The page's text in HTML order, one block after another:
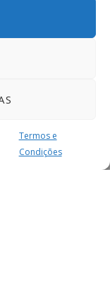
Termos e
Condições